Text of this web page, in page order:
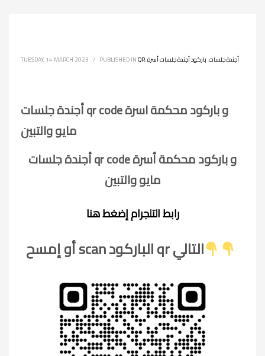
TUESDAY, 14 MARCH 2023 / PUBLISHED INQR, أجندة جلسات,باركود أجندة جلسات أسرة
أجندة جلسات qr code و باركود محكمة اسرة
مايو والتبين
أجندة جلسات qr code و باركود محكمة أسرة
مايو والتبين
رابط التلجرام إضغط هنا
أو إمسح scan الباركود qr التالي